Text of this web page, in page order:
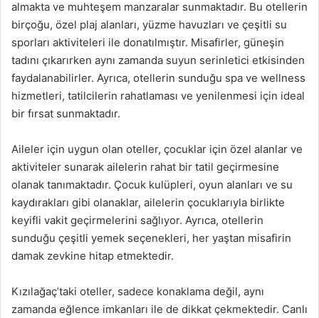
almakta ve muhteşem manzaralar sunmaktadır. Bu otellerin
birçoğu, özel plaj alanları, yüzme havuzları ve çeşitli su
sporları aktiviteleri ile donatılmıştır. Misafirler, güneşin
tadını çıkarırken aynı zamanda suyun serinletici etkisinden
faydalanabilirler. Ayrıca, otellerin sunduğu spa ve wellness
hizmetleri, tatilcilerin rahatlaması ve yenilenmesi için ideal
bir fırsat sunmaktadır.
Aileler için uygun olan oteller, çocuklar için özel alanlar ve
aktiviteler sunarak ailelerin rahat bir tatil geçirmesine
olanak tanımaktadır. Çocuk kulüpleri, oyun alanları ve su
kaydırakları gibi olanaklar, ailelerin çocuklarıyla birlikte
keyifli vakit geçirmelerini sağlıyor. Ayrıca, otellerin
sunduğu çeşitli yemek seçenekleri, her yaştan misafirin
damak zevkine hitap etmektedir.
Kızılağaç’taki oteller, sadece konaklama değil, aynı
zamanda eğlence imkanları ile de dikkat çekmektedir. Canlı